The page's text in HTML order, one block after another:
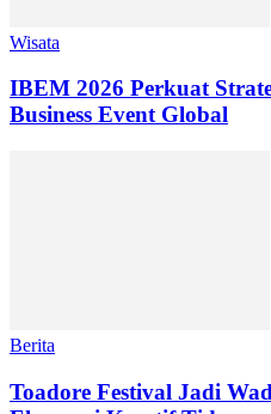
Wisata
IBEM 2026 Perkuat
Business Event Global
Berita
Toadore Festival Jadi